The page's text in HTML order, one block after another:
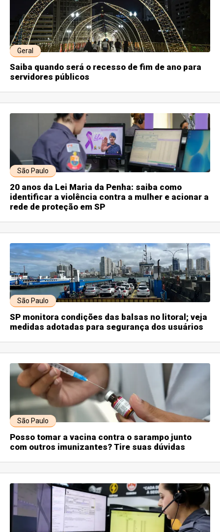
Geral
Saiba quando será o recesso de fim de ano para
servidores públicos
São Paulo
20 anos da Lei Maria da Penha: saiba como
identificar a violência contra a mulher e acionar a
rede de proteção em SP
São Paulo
SP monitora condições das balsas no litoral; veja
medidas adotadas para segurança dos usuários
São Paulo
Posso tomar a vacina contra o sarampo junto
com outros imunizantes? Tire suas dúvidas